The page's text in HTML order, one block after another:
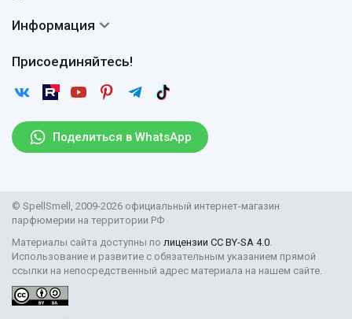
Поделиться в WhatsApp
Присоединяйтесь!
Сертификаты
Вопросы и ответы
Отзывы
Статьи
Рассылка
Доставка
Возврат
Информация
Пользовательское соглашение
Защита персональных данных
Правила продажи товаров (Постановление Правительства
Поставщикам
© SpellSmell, 2009-2026 официальный интернет-магазин
парфюмерии на территории РФ
Материалы сайта доступны по лицензии CC BY-SA 4.0.
Использование и развитие с обязательным указанием прямой
ссылки на непосредственный адрес материала на нашем сайте.